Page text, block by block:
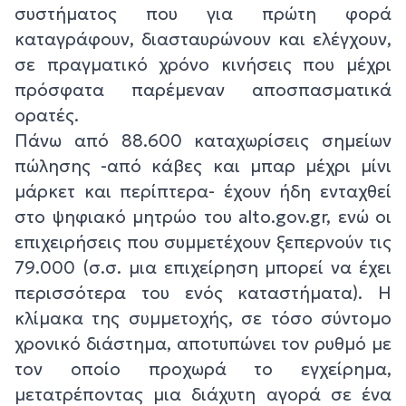
συστήματος που για πρώτη φορά
καταγράφουν, διασταυρώνουν και ελέγχουν,
σε πραγματικό χρόνο κινήσεις που μέχρι
πρόσφατα παρέμεναν αποσπασματικά
ορατές.
Πάνω από 88.600 καταχωρίσεις σημείων
πώλησης -από κάβες και μπαρ μέχρι μίνι
μάρκετ και περίπτερα- έχουν ήδη ενταχθεί
στο ψηφιακό μητρώο του alto.gov.gr, ενώ οι
επιχειρήσεις που συμμετέχουν ξεπερνούν τις
79.000 (σ.σ. μια επιχείρηση μπορεί να έχει
περισσότερα του ενός καταστήματα). Η
κλίμακα της συμμετοχής, σε τόσο σύντομο
χρονικό διάστημα, αποτυπώνει τον ρυθμό με
τον οποίο προχωρά το εγχείρημα,
μετατρέποντας μια διάχυτη αγορά σε ένα